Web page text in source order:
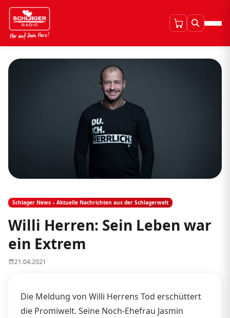
Schlager News – Aktuelle Nachrichten aus der Schlagerwelt
Willi Herren: Sein Leben war
ein Extrem
21.04.2021
Die Meldung von Willi Herrens Tod erschüttert
die Promiwelt. Seine Noch-Ehefrau Jasmin